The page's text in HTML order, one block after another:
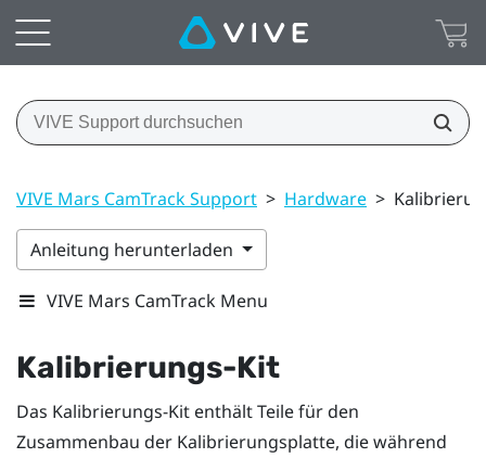
VIVE Mars CamTrack Support > Hardware >
Anleitung herunterladen
VIVE Mars CamTrack Menu
Kalibrierungs-Kit
Das Kalibrierungs-Kit enthält Teile für den
Zusammenbau der Kalibrierungsplatte, die während